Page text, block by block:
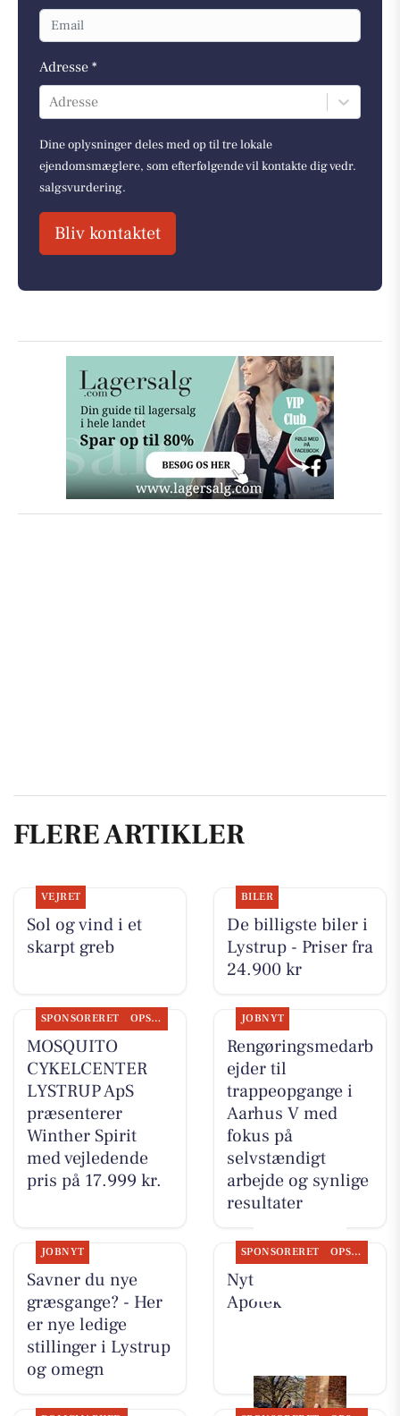
Adresse *
Adresse
Dine oplysninger deles med op til tre lokale
ejendomsmæglere, som efterfølgende vil kontakte dig vedr.
salgsvurdering.
Bliv kontaktet
FLERE ARTIKLER
VEJRET
Sol og vind i et
skarpt greb
BILER
De billigste biler i
Lystrup - Priser fra
24.900 kr
SPONSORERET OPSLAGSTAVLEN
MOSQUITO
CYKELCENTER
LYSTRUP ApS
præsenterer
Winther Spirit
med vejledende
pris på 17.999 kr.
JOBNYT
Rengøringsmedarb
ejder til
trappeopgange i
Aarhus V med
fokus på
selvstændigt
arbejde og synlige
resultater
JOBNYT
Savner du nye
græsgange? - Her
er nye ledige
stillinger i Lystrup
og omegn
SPONSORERET OPSLAGSTAVLEN
Nyt fra Lystrup
Apotek